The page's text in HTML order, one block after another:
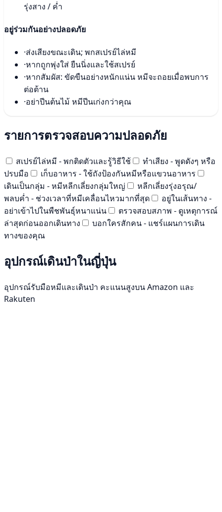
รุ่งสาง / ค่ำ
อยู่ร่วมกันอย่างปลอดภัย
·ส่งเสียงขณะเดิน; พกสเปรย์ไล่หมี
·หากถูกพุ่งใส่ ยืนนิ่งและใช้สเปรย์
·หากสัมผัส: ขัดขืนอย่างหนักแน่น หมีจะถอยเมื่อพบการ
ต่อต้าน
·อย่าปีนต้นไม้ หมีปีนเก่งกว่าคุณ
รายการตรวจสอบความปลอดภัย
สเปรย์ไล่หมี - พกติดตัวและรู้วิธีใช้
ทำเสียง - พูดดังๆ หรือ
ปรบมือ
เก็บอาหาร - ใช้ถังป้องกันหมีหรือแขวนอาหาร
เดินเป็นกลุ่ม - หมีหลีกเลี่ยงกลุ่มใหญ่
หลีกเลี่ยงรุ่งอรุณ/
พลบค่ำ - ช่วงเวลาที่หมีเคลื่อนไหวมากที่สุด
อยู่ในเส้นทาง -
อย่าเข้าไปในพืชพันธุ์หนาแน่น
ตรวจสอบสภาพ - ดูเหตุการณ์
ล่าสุดก่อนออกเดินทาง
บอกใครสักคน - แชร์แผนการเดิน
ทางของคุณ
อุปกรณ์เดินป่าในญี่ปุ่น
อุปกรณ์รับมือหมีและเดินป่า คะแนนสูงบน Amazon และ
Rakuten